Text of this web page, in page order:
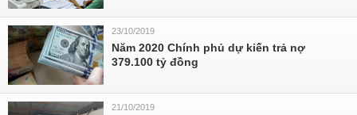
23/10/2019
Năm 2020 Chính phủ dự kiến trả nợ
379.100 tỷ đồng
21/10/2019